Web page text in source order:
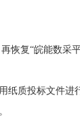
恢复“皖能数采
质投标文件进